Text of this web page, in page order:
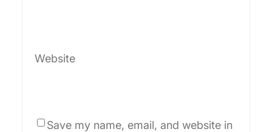
Website
Save my name, email, and website in